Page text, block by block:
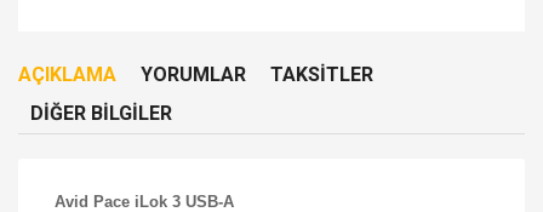
AÇIKLAMA YORUMLAR
TAKSITLER
DIĞER BILGILER
Avid Pace iLok 3 USB-A